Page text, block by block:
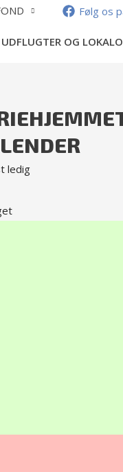
Følg os
UDFLUGTER OG
ledig